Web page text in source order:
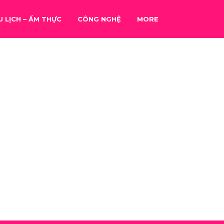
LỊCH – ẨM THỰC CÔNG NGHỆ MORE